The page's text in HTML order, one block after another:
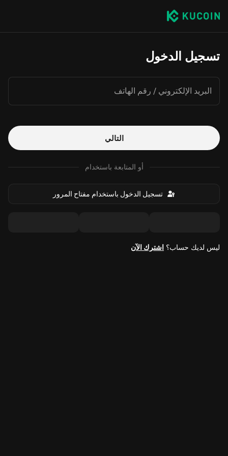
تسجيل الدخول
البريد الإلكتروني / رقم الهاتف
التالي
أو المتابعة باستخدام
تسجيل الدخول باستخدام مفتاح المرور
ليس لديك حساب؟ اشترك الآن